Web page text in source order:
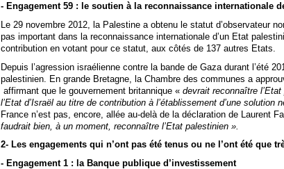
- Engagement 59 : le soutien à la reconnaissance internationale
Le 29 novembre 2012, la Palestine a obtenu le statut d’observateur
pas important dans la reconnaissance internationale d’un Etat
contribution en votant pour ce statut, aux côtés de 137 autres Etats.
Depuis l’agression israélienne contre la bande de Gaza durant l’été
palestinien. En grande Bretagne, la Chambre des communes a
affirmant que le gouvernement britannique « devrait reconnaître
l’Etat d’Israël au titre de contribution à l’établissement d’une solution
France n’est pas, encore, allée au-delà de la déclaration de Laurent
faudrait bien, à un moment, reconnaître l’Etat palestinien ».
2- Les engagements qui n’ont pas été tenus ou ne l’ont été que
- Engagement 1 : la Banque publique d’investissement